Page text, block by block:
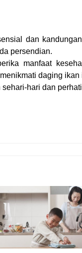
dan
persendian.
manfaat
daging ikan
hari dan